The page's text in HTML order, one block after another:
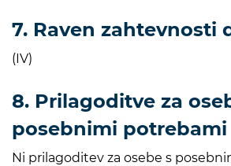
7. Raven zahtevnosti
(IV)
8. Prilagoditve za
posebnimi potrebami
Ni prilagoditev za osebe s